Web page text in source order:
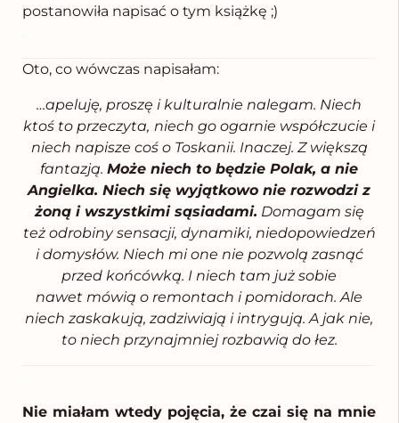
postanowiła napisać o tym książkę ;)
.
Oto, co wówczas napisałam:
…apeluję, proszę i kulturalnie nalegam. Niech
ktoś to przeczyta, niech go ogarnie współczucie i
niech napisze coś o Toskanii. Inaczej. Z większą
fantazją. Może niech to będzie Polak, a nie
Angielka. Niech się wyjątkowo nie rozwodzi z
żoną i wszystkimi sąsiadami. Domagam się
też odrobiny sensacji, dynamiki, niedopowiedzeń
i domysłów. Niech mi one nie pozwolą zasnąć
przed końcówką. I niech tam już sobie
nawet mówią o remontach i pomidorach. Ale
niech zaskakują, zadziwiają i intrygują. A jak nie,
to niech przynajmniej rozbawią do łez.
.
Nie miałam wtedy pojęcia, że czai się na mnie